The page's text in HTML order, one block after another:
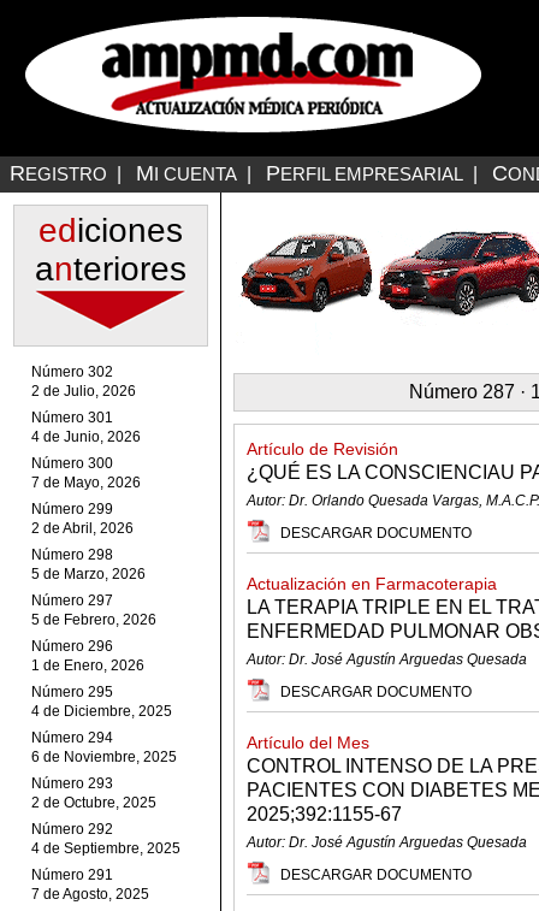
REGISTRO MI CUENTA PERFIL EMPRESARIAL C
ediciones
anteriores
Número 302
2 de Julio, 2026
Número 301
4 de Junio, 2026
Número 300
7 de Mayo, 2026
Número 299
2 de Abril, 2026
Número 298
5 de Marzo, 2026
Número 297
5 de Febrero, 2026
Número 296
1 de Enero, 2026
Número 295
4 de Diciembre, 2025
Número 294
6 de Noviembre, 2025
Número 293
2 de Octubre, 2025
Número 292
4 de Septiembre, 2025
Número 291
7 de Agosto, 2025
Número 287 ·
Artículo de Revisión
¿QUÉ ES LA CONSCIENCIAU
Autor: Dr. Orlando Quesada Vargas, M.A.C.P.
DESCARGAR DOCUMENTO
Actualización en Farmacoterapia
LA TERAPIA TRIPLE EN EL
ENFERMEDAD PULMONAR
Autor: Dr. José Agustín Arguedas Quesada
DESCARGAR DOCUMENTO
Artículo del Mes
CONTROL INTENSO DE LA
PACIENTES CON DIABETES
2025;392:1155-67
Autor: Dr. José Agustín Arguedas Quesada
DESCARGAR DOCUMENTO